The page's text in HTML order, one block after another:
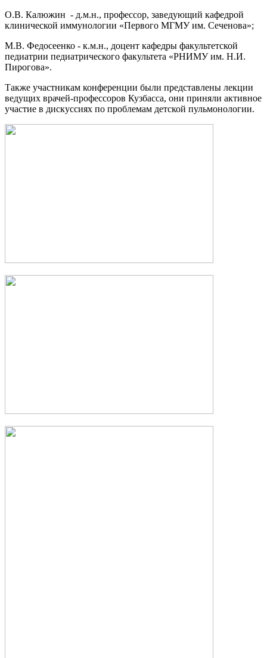
О.В. Калюжин - д.м.н., профессор, заведующий кафедрой
клинической иммунологии «Первого МГМУ им. Сеченова»;
М.В. Федосеенко - к.м.н., доцент кафедры факультетской
педиатрии педиатрического факультета «РНИМУ им. Н.И.
Пирогова».
Также участникам конференции были представлены лекции
ведущих врачей-профессоров Кузбасса, они приняли активное
участие в дискуссиях по проблемам детской пульмонологии.